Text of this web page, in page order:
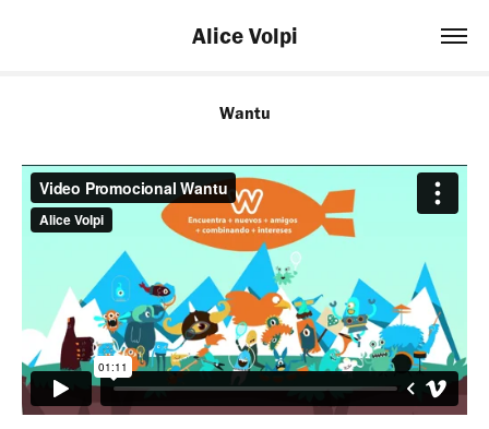
Alice Volpi
Wantu